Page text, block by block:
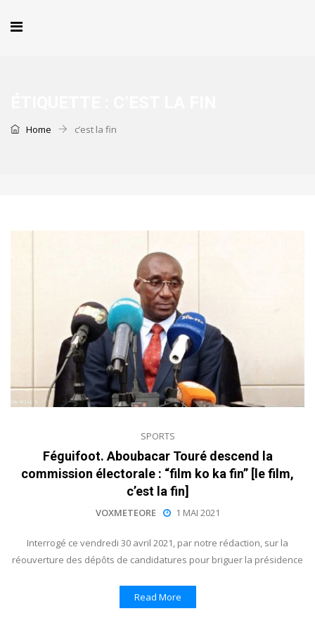
Home c’est la fin
SPORTS
Féguifoot. Aboubacar Touré descend la
commission électorale : “film ko ka fin” [le film,
c’est la fin]
VOXMETEORE 1 MAI 2021
Interrogé ce vendredi 30 avril 2021, par notre rédaction, sur la
réouverture des dépôts de candidatures pour briguer la présidence
Read More